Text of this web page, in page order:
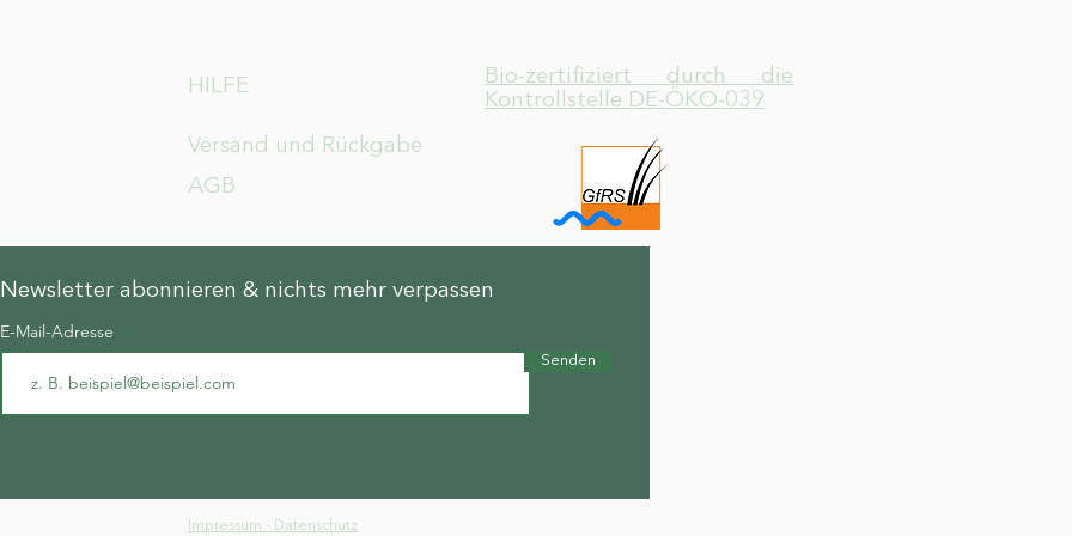
HILFE
Bio-zertifiziert durch die
Kontrollstelle DE-ÖKO-039
Versand und Rückgabe
AGB
Newsletter abonnieren & nichts mehr verpassen
E-Mail-Adresse
Senden
Impressum - Datenschutz